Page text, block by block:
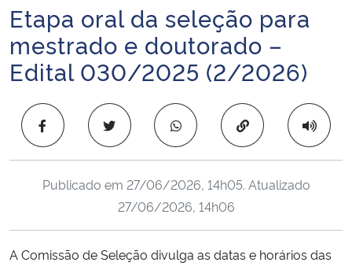
Ministério da Infraestrutura
Ministério da Agricultura, Pecuária e Abastecimento
Ministério da Educação
Início do conteúdo
Etapa oral da seleção para
mestrado e doutorado –
Edital 030/2025 (2/2026)
Copiar para área
Publicado em 27/06/2026, 14h05. Atualizado
27/06/2026, 14h06
A Comissão de Seleção divulga as datas e horários das